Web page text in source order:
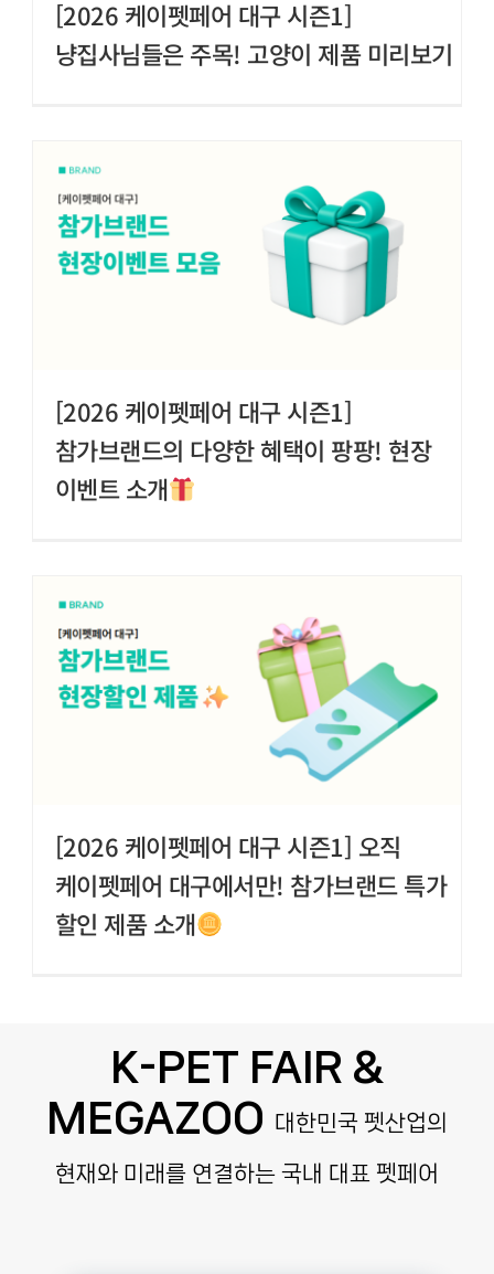
[2026 케이펫페어 대구 시즌1]
냥집사님들은 주목! 고양이 제품 미리보기
[2026 케이펫페어 대구 시즌1]
참가브랜드의 다양한 혜택이 팡팡! 현장
이벤트 소개
[2026 케이펫페어 대구 시즌1] 오직
케이펫페어 대구에서만! 참가브랜드 특가
할인 제품 소개
K-PET FAIR &
MEGAZOO
대한민국 펫산업의
현재와 미래를 연결하는 국내 대표 펫페어